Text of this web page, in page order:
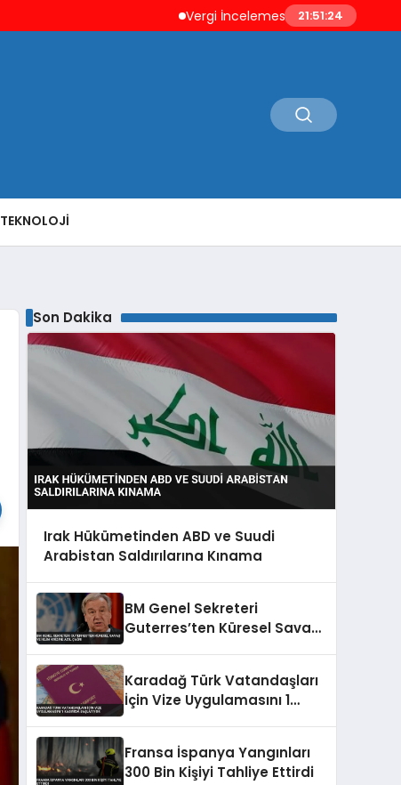
Vergi İncelemesi Öncesi Mükellefe
21:51:25
TEKNOLOJI
Son Dakika
Irak Hükümetinden ABD ve Suudi
Arabistan Saldırılarına Kınama
BM Genel Sekreteri
Guterres’ten Küresel Savaş
Karadağ Türk Vatandaşları
İçin Vize Uygulamasını 1
Fransa İspanya Yangınları
300 Bin Kişiyi Tahliye Ettirdi